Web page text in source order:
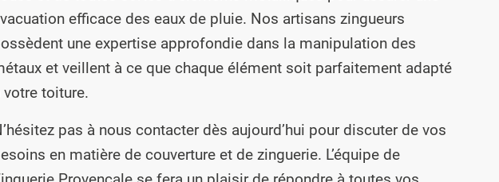
efficace des eaux de pluie. Nos artisans zingueurs
une expertise approfondie dans la manipulation des
et veillent à ce que chaque élément soit parfaitement adapté
votre toiture.
pas à nous contacter dès aujourd’hui pour discuter de vos
en matière de couverture et de zinguerie. L’équipe de